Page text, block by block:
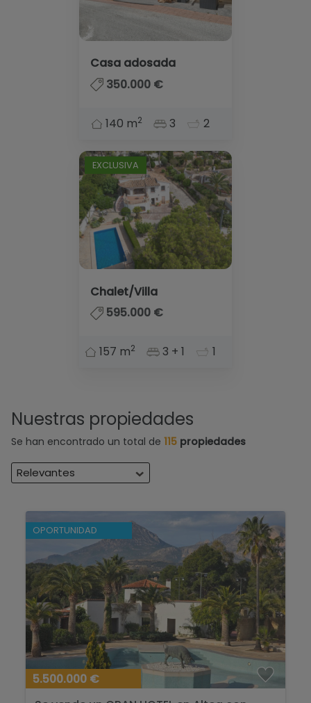
Casa adosada
350.000 €
140 m2 3 2
EXCLUSIVA
Chalet/Villa
595.000 €
157 m2 3 + 1 1
Nuestras propiedades
Se han encontrado un total de 115 propiedades
Relevantes
OPORTUNIDAD
5.500.000 €